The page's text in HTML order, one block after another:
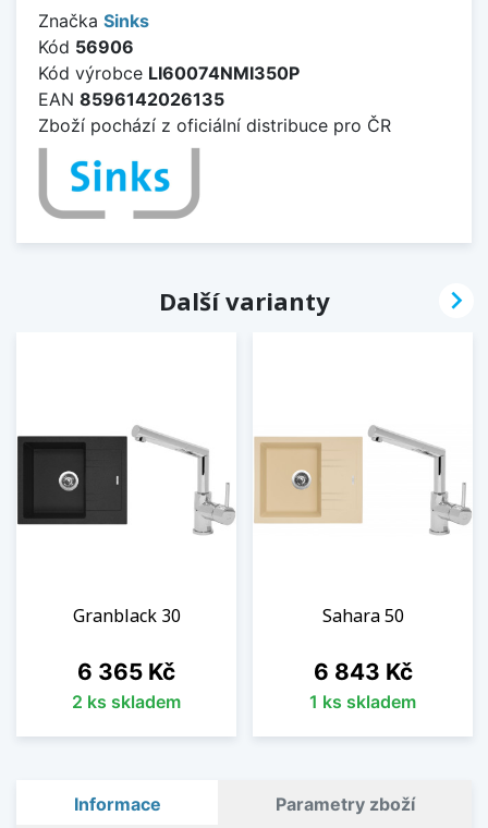
Značka Sinks
Kód 56906
Kód výrobce LI60074NMI350P
EAN 8596142026135
Zboží pochází z oficiální distribuce pro ČR
Další varianty
Granblack 30
Cena
6 365 Kč
2 ks skladem
Sahara 50
Cena
6 843 Kč
1 ks skladem

Informace Parametry zboží